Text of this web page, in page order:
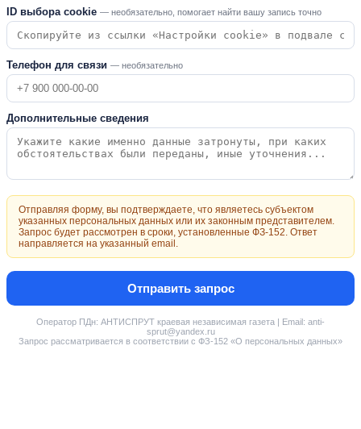
ID выбора cookie — необязательно, помогает найти вашу запись точно
Телефон для связи — необязательно
Дополнительные сведения
Отправляя форму, вы подтверждаете, что являетесь субъектом
указанных персональных данных или их законным представителем.
Запрос будет рассмотрен в сроки, установленные ФЗ-152. Ответ
направляется на указанный email.
Отправить запрос
Оператор ПДн: АНТИСПРУТ краевая независимая газета | Email: anti-
sprut@yandex.ru
Запрос рассматривается в соответствии с ФЗ-152 «О персональных данных»